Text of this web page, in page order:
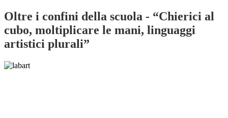
Oltre i confini della scuola - “Chierici al
cubo, moltiplicare le mani, linguaggi
artistici plurali”